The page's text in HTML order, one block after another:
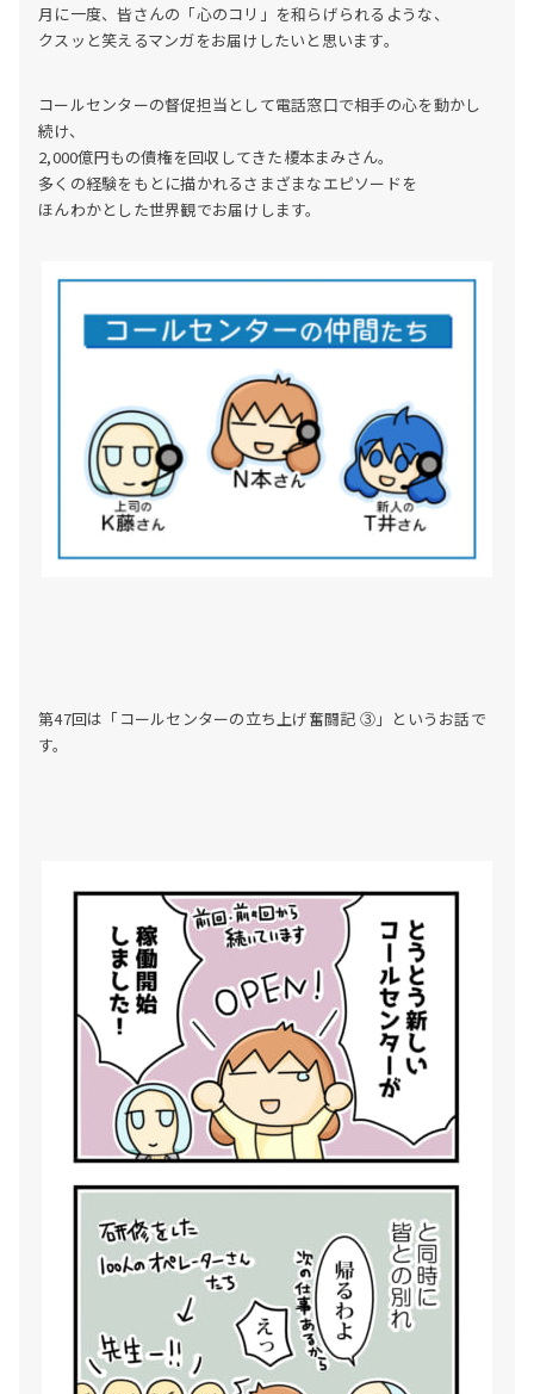
月に一度、皆さんの「心のコリ」を和らげられるような、
クスッと笑えるマンガをお届けしたいと思います。
コールセンターの督促担当として電話窓口で相手の心を動かし
続け、
2,000億円もの債権を回収してきた榎本まみさん。
多くの経験をもとに描かれるさまざまなエピソードを
ほんわかとした世界観でお届けします。
第47回は「コールセンターの立ち上げ奮闘記 ③」というお話で
す。